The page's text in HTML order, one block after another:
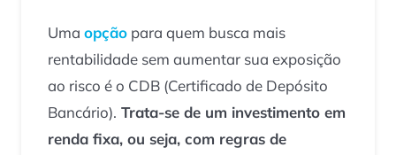
Umaopção para quem busca mais
rentabilidade sem aumentar sua exposição
ao risco é o CDB (Certificado de Depósito
Bancário). Trata-se de um investimento em
renda fixa, ou seja, com regras de